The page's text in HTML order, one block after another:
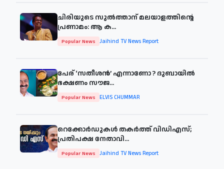
ചിരിയുടെ സുൽത്താന് മലയാളത്തിന്റെ
പ്രണാമം: ആ ക...
Popular News Jaihind TV News Report
പേര് ‘സതീശന്‍’ എന്നാണോ ? ദുബായില്‍
ഭക്ഷണം സൗജ...
Popular News ELVIS CHUMMAR
റെക്കോർഡുകൾ തകർത്ത് വിഡിഎസ്;
പ്രതിപക്ഷ നേതാവി...
Popular News Jaihind TV News Report